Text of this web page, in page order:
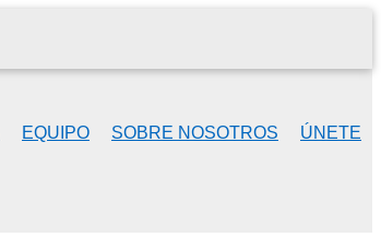
EQUIPO SOBRE NOSOTROS ÚNETE